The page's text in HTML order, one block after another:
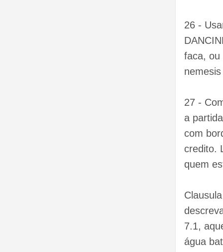
26 -
faca, ou
27 -
a
com
credito.
quem
7.1,
água